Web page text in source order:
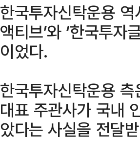
한국투자신탁운용
액티브’와 ‘한국투자
이었다.
한국투자신탁운용
대표 주관사가 국내
았다는 사실을 전달